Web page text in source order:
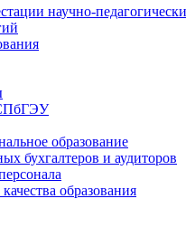
научно-
образование
бухгалтеров и аудиторов
образования